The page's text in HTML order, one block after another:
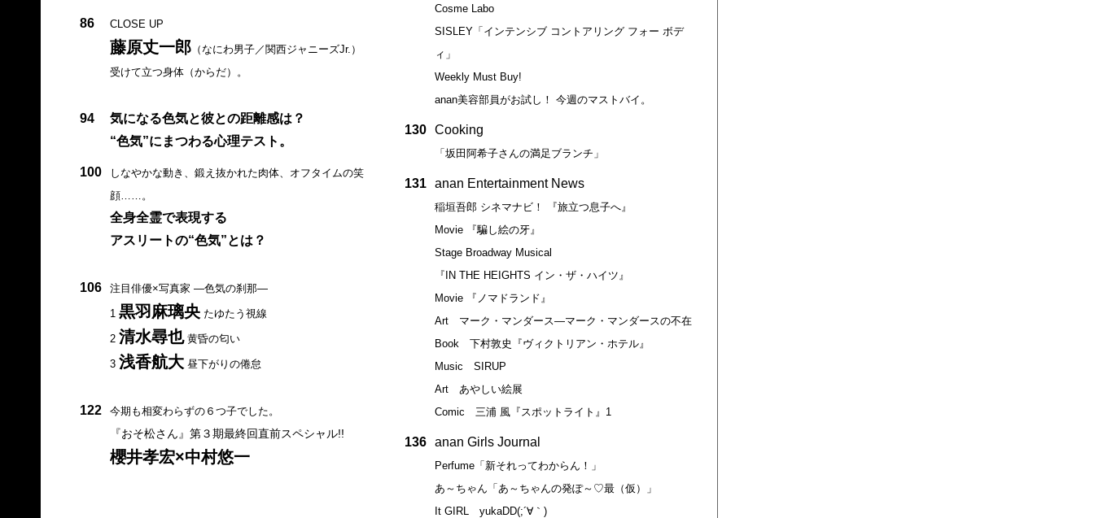
86 CLOSE UP
藤原丈一郎（なにわ男子／関西ジャニーズJr.）
受けて立つ身体（からだ）。
94
気になる色気と彼との距離感は？
“色気”にまつわる心理テスト。
100
しなやかな動き、鍛え抜かれた肉体、オフタイムの笑
顔……。
全身全霊で表現する
アスリートの“色気”とは？
106 注目俳優×写真家 —色気の刹那—
1 黒羽麻璃央 たゆたう視線
2 清水尋也 黄昏の匂い
3 浅香航大 昼下がりの倦怠
122 今期も相変わらずの６つ子でした。
『おそ松さん』第３期最終回直前スペシャル!!
櫻井孝宏×中村悠一
Cosme Labo
SISLEY「インテンシブ コントアリング フォー ボデ
ィ」
Weekly Must Buy!
anan美容部員がお試し！ 今週のマストバイ。
130 Cooking
「坂田阿希子さんの満足ブランチ」
131 anan Entertainment News
稲垣吾郎 シネマナビ！ 『旅立つ息子へ』
Movie 『騙し絵の牙』
Stage Broadway Musical
『IN THE HEIGHTS イン・ザ・ハイツ』
Movie 『ノマドランド』
Art マーク・マンダース―マーク・マンダースの不在
Book 下村敦史『ヴィクトリアン・ホテル』
Music SIRUP
Art あやしい絵展
Comic 三浦 風『スポットライト』1
136 anan Girls Journal
Perfume「新それってわからん！」
あ～ちゃん「あ～ちゃんの発ぽ～♡最（仮）」
It GIRL yukaDD(;´∀｀)